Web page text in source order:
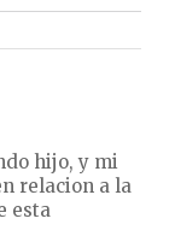
hijo, y mi
relacion a la
esta